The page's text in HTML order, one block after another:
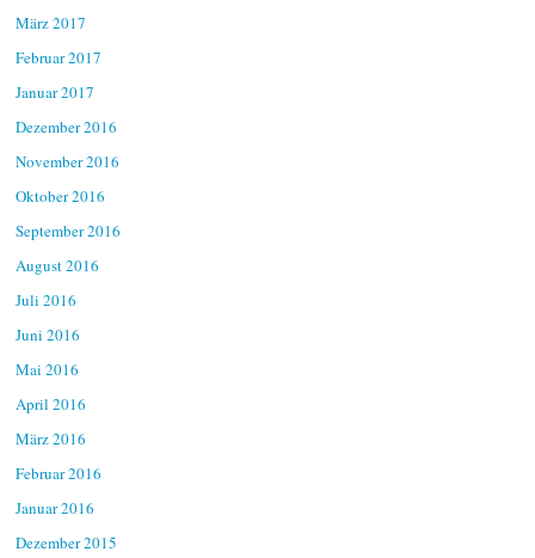
März 2017
Februar 2017
Januar 2017
Dezember 2016
November 2016
Oktober 2016
September 2016
August 2016
Juli 2016
Juni 2016
Mai 2016
April 2016
März 2016
Februar 2016
Januar 2016
Dezember 2015